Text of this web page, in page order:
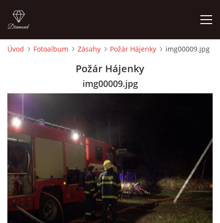
VYBAVENÍ
ČLENOVÉ
ZÁSAHY
CVIČENÍ
Úvod Fotoalbum Zásahy Požár Hájenky img00009.jpg
Požár Hájenky
img00009.jpg